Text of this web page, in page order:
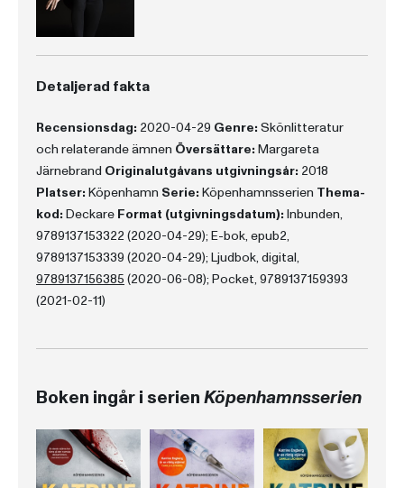
Detaljerad fakta
Recensionsdag: 2020-04-29 Genre: Skönlitteratur
och relaterande ämnen Översättare: Margareta
Järnebrand Originalutgåvans utgivningsår: 2018
Platser: Köpenhamn Serie: Köpenhamnsserien Thema-
kod: Deckare Format (utgivningsdatum): Inbunden,
9789137153322 (2020-04-29); E-bok, epub2,
9789137153339 (2020-04-29); Ljudbok, digital,
9789137156385 (2020-06-08); Pocket, 9789137159393
(2021-02-11)
Boken ingår i serienKöpenhamnsserien